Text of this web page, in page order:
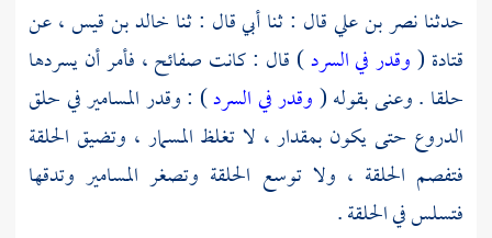
حدثنانصر بن عليقال : ثنا أبي قال : ثنا خالد بن قيس ،عن
قتادة (وقدر في السرد) قال : كانت صفائح ، فأمر أن يسردها
حلقا . وعنى بقوله (وقدر في السرد) : وقدر المسامير في حلق
الدروع حتى يكون بمقدار ، لا تغلظ المسمار ، وتضيق الحلقة
فتفصم الحلقة ، ولا توسع الحلقة وتصغر المسامير وتدقها
فتسلس في الحلقة .